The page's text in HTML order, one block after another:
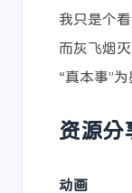
我只是个
而灰飞烟
“真本事”
资源分
动画